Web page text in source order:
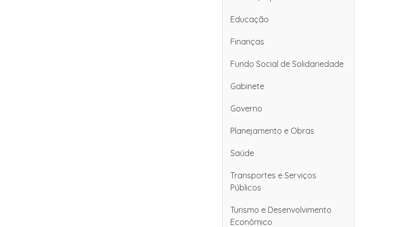
Educação
Finanças
Fundo Social de Solidariedade
Gabinete
Governo
Planejamento e Obras
Saúde
Transportes e Serviços
Públicos
Turismo e Desenvolvimento
Econômico